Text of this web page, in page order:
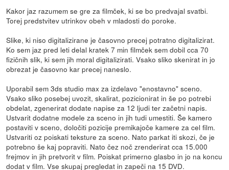
Kakor jaz razumem se gre za filmček, ki se bo predvajal svatbi.
Torej predstvitev utrinkov obeh v mladosti do poroke.
Slike, ki niso digitalizirane je časovno precej potratno digitalizirat.
Ko sem jaz pred leti delal kratek 7 min filmček sem dobil cca 70
fizičnih slik, ki sem jih moral digitalizirati. Vsako sliko skenirat in jo
obrezat je časovno kar precej naneslo.
Uporabil sem 3ds studio max za izdelavo "enostavno" sceno.
Vsako sliko posebej uvozit, skalirat, pozicionirat in še po potrebi
obdelat, zgenerirat dodate napise za 12 ljudi ter začetni napis.
Ustvarit dodatne modele za sceno in jih tudi umestiti. Še kamero
postaviti v sceno, določiti pozicije premikajoče kamere za cel film.
Ustvariti oz poiskati teksture za sceno. Nato parkat iti skozi, če je
potrebno še kaj popraviti. Nato čez noč zrenderirat cca 15.000
frejmov in jih pretvorit v film. Poiskat primerno glasbo in jo na koncu
dodat v film. Vse skupaj pregledat in zapeči na 15 DVD.